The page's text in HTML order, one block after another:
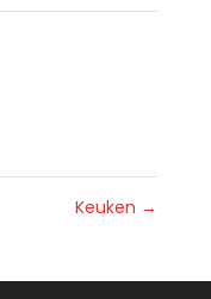
Keuken →